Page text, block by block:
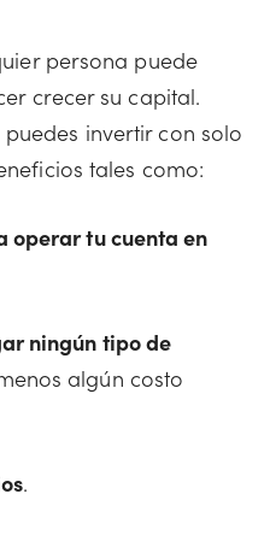
persona puede
crecer su capital.
invertir con solo
tales como:
operar tu cuenta en
ningún tipo de
algún costo
.